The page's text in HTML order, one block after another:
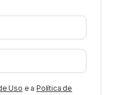
Uso e a Política de